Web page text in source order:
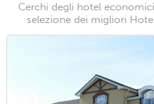
Cerchi degli hotel
selezione dei migliori